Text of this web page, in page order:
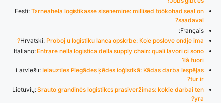
Eesti: Tarneahela logistikasse sisenemine: millised töökohad seal on
saadaval?
Français:
Hrvatski: Proboj u logistiku lanca opskrbe: Koje poslove ondje ima?
Italiano: Entrare nella logistica della supply chain: quali lavori ci sono
là fuori?
Latviešu: Ielauzties Piegādes ķēdes loģistikā: Kādas darba iespējas
tur ir?
Lietuvių: Srauto grandinės logistikos prasiveržimas: kokie darbai ten
yra?